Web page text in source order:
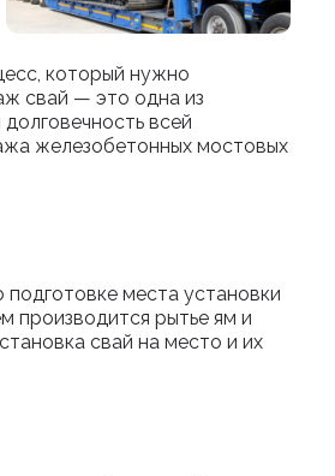
который нужно
свай — это одна из
всей
железобетонных мостовых
места установки
производится рытье ям и
свай на место и их